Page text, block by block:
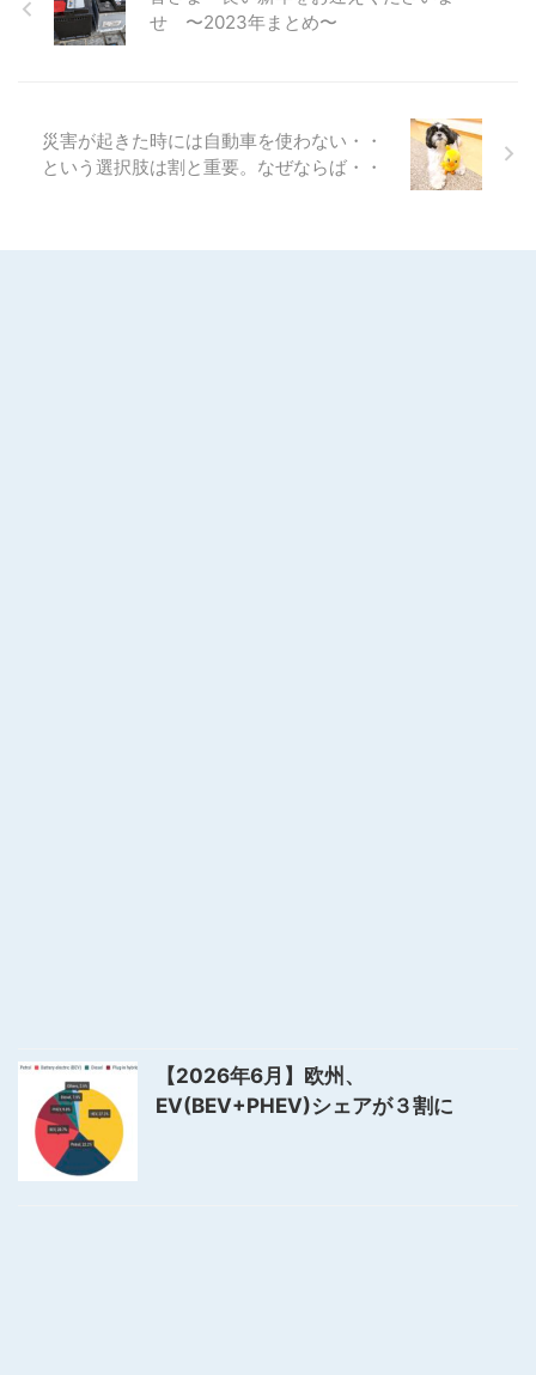
せ 〜2023年まとめ〜
災害が起きた時には自動車を使わない・・
という選択肢は割と重要。なぜならば・・
【2026年6月】欧州、
EV(BEV+PHEV)シェアが３割に